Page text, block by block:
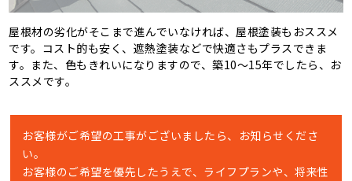
屋根材の劣化がそこまで進んでいなければ、屋根塗装もおススメ
です。コスト的も安く、遮熱塗装などで快適さもプラスできま
す。また、色もきれいになりますので、築10～15年でしたら、お
ススメです。
お客様がご希望の工事がございましたら、お知らせくださ
い。
お客様のご希望を優先したうえで、ライフプランや、将来性